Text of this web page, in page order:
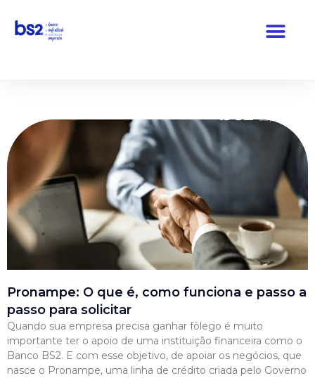
Pular
Pronampe: O que é, como funciona e passo a
passo para solicitar
Quando sua empresa precisa ganhar fôlego é muito
importante ter o apoio de uma instituição financeira como o
Banco BS2. E com esse objetivo, de apoiar os negócios, que
nasce o Pronampe, uma linha de crédito criada pelo Governo